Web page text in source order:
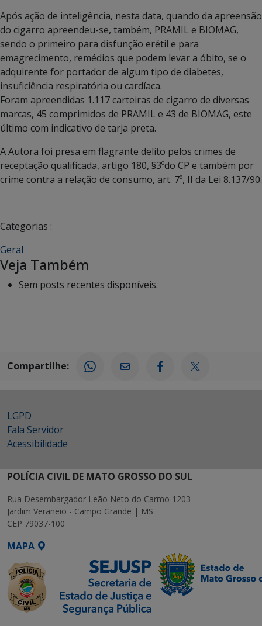
Após ação de inteligência, nesta data, quando da apreensão
do cigarro apreendeu-se, também, PRAMIL e BIOMAG,
sendo o primeiro para disfunção erétil e para
emagrecimento, remédios que podem levar a óbito, se o
adquirente for portador de algum tipo de diabetes,
insuficiência respiratória ou cardíaca.
Foram apreendidas 1.117 carteiras de cigarro de diversas
marcas, 45 comprimidos de PRAMIL e 43 de BIOMAG, este
último com indicativo de tarja preta.
A Autora foi presa em flagrante delito pelos crimes de
receptação qualificada, artigo 180, §3ºdo CP e também por
crime contra a relação de consumo, art. 7º, II da Lei 8.137/90.
Categorias :
Geral
Veja Também
Sem posts recentes disponíveis.
Compartilhe:
LGPD
Fala Servidor
Acessibilidade
POLÍCIA CIVIL DE MATO GROSSO DO SUL
Rua Desembargador Leão Neto do Carmo 1203
Jardim Veraneio - Campo Grande | MS
CEP 79037-100
MAPA